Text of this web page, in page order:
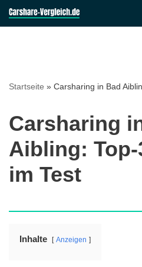
Startseite » Carsharing in Bad
Carsharing
Aibling:
im Test
Inhalte Anzeigen